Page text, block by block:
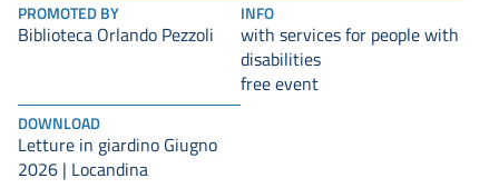
PROMOTED BY
Biblioteca Orlando Pezzoli
INFO
with services for people with
disabilities
free event
DOWNLOAD
Letture in giardino Giugno
2026 | Locandina